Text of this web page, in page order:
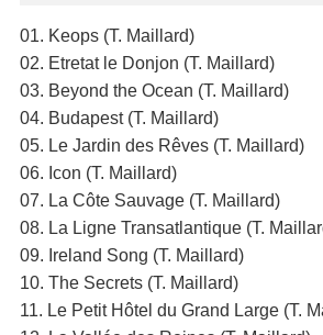
01. Keops (T. Maillard)
02. Etretat le Donjon (T. Maillard)
03. Beyond the Ocean (T. Maillard)
04. Budapest (T. Maillard)
05. Le Jardin des Rêves (T. Maillard)
06. Icon (T. Maillard)
07. La Côte Sauvage (T. Maillard)
08. La Ligne Transatlantique (T.
09. Ireland Song (T. Maillard)
10. The Secrets (T. Maillard)
11. Le Petit Hôtel du Grand Large (T.